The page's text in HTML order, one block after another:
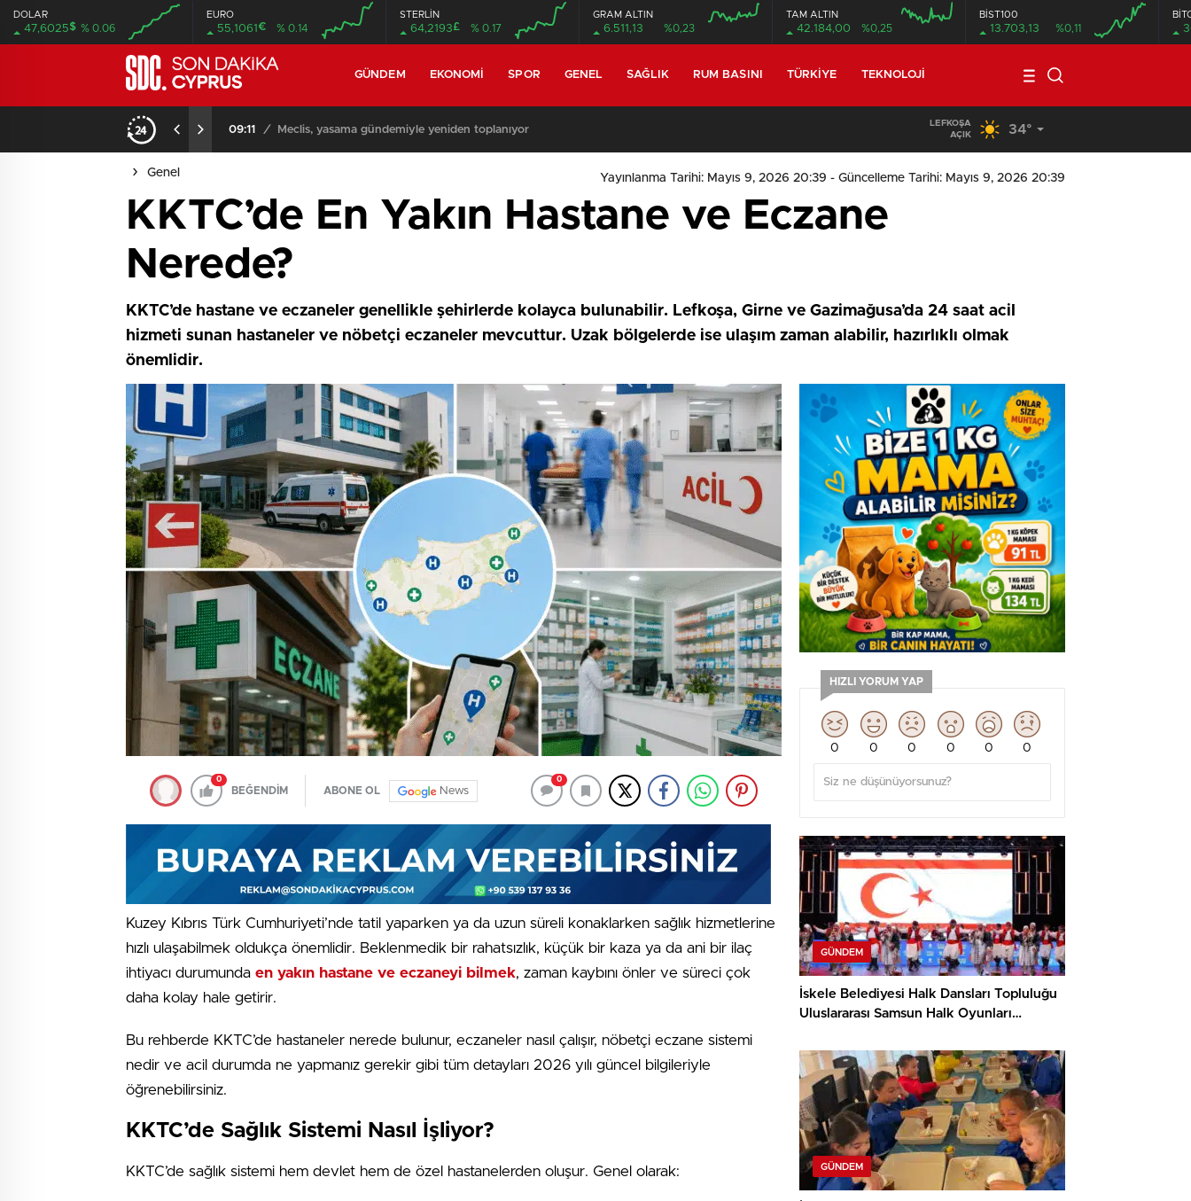
DOLAR
47,6025$ % 0.06
EURO
55,1061€ % 0.14
STERLİN
64,2193£ % 0.17
GRAM ALTIN
6.511,13 %0,23
TAM ALTIN
42.184,00 %0,25
BİST100
13.703,13 %0,11
GÜNDEM EKONOMI SPOR GENEL SAĞLIK RUM BASINI TÜRKIYE TEKNOLOJI
09:11 / Meclis, yasama gündemiyle yeniden toplanıyor Seyir Halindeki Araç Alev Aldı, Korku Dolu Anlar
LEFKOŞA
AÇIK
34°
Genel Yayınlanma Tarihi: Mayıs 9, 2026 20:39 - Güncelleme Tarihi: Mayıs 9, 2026 20:39
KKTC’de En Yakın Hastane ve Eczane
Nerede?
KKTC’de hastane ve eczaneler genellikle şehirlerde kolayca bulunabilir. Lefkoşa, Girne ve Gazimağusa’da 24 saat acil
hizmeti sunan hastaneler ve nöbetçi eczaneler mevcuttur. Uzak bölgelerde ise ulaşım zaman alabilir, hazırlıklı olmak
önemlidir.
0
BEĞENDİM ABONE OL News
0
Kuzey Kıbrıs Türk Cumhuriyeti’nde tatil yaparken ya da uzun süreli konaklarken sağlık hizmetlerine
hızlı ulaşabilmek oldukça önemlidir. Beklenmedik bir rahatsızlık, küçük bir kaza ya da ani bir ilaç
ihtiyacı durumunda en yakın hastane ve eczaneyi bilmek, zaman kaybını önler ve süreci çok
daha kolay hale getirir.
Bu rehberde KKTC’de hastaneler nerede bulunur, eczaneler nasıl çalışır, nöbetçi eczane sistemi
nedir ve acil durumda ne yapmanız gerekir gibi tüm detayları 2026 yılı güncel bilgileriyle
öğrenebilirsiniz.
KKTC’de Sağlık Sistemi Nasıl İşliyor?
KKTC’de sağlık sistemi hem devlet hem de özel hastanelerden oluşur. Genel olarak:
HIZLI YORUM YAP
0 0 0 0 0 0
GÜNDEM
İskele Belediyesi Halk Dansları Topluluğu
Uluslararası Samsun Halk Oyunları
Ediyor
GÜNDEM